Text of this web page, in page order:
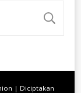
| Diciptakan